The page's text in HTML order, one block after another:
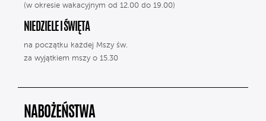
(w okresie wakacyjnym od 12.00 do 19.00)
NIEDZIELE I ŚWIĘTA
na początku każdej Mszy św.
za wyjątkiem mszy o 15.30
NABOŻEŃSTWA